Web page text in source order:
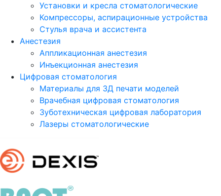
Установки и кресла стоматологические
Компрессоры, аспирационные устройства
Стулья врача и ассистента
Анестезия
Аппликационная анестезия
Инъекционная анестезия
Цифровая стоматология
Материалы для 3Д печати моделей
Врачебная цифровая стоматология
Зуботехническая цифровая лаборатория
Лазеры стоматологические